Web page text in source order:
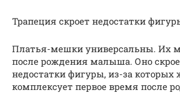
Трапеция скроет недостатки
Платья-мешки универсальны. Их
после рождения малыша. Оно
недостатки фигуры, из-за
комплексует первое время после